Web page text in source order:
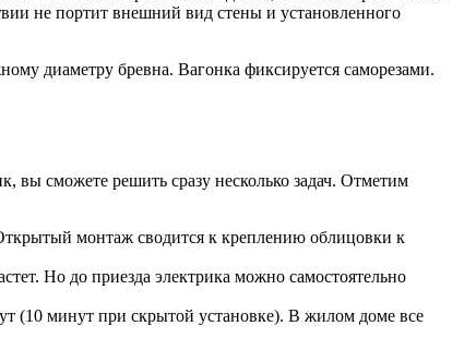
не портит внешний вид стены и установленного
диаметру бревна. Вагонка фиксируется саморезами.
вы сможете решить сразу несколько задач. Отметим
монтаж сводится к креплению облицовки к
Но до приезда электрика можно самостоятельно
(10 минут при скрытой установке). В жилом доме все